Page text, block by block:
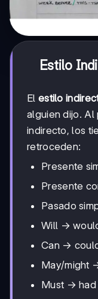
Estilo
El estilo
alguien dijo. Al
indirecto, los
retroceden:
Presente
Presente
Pasado
Will →
Can →
May/might
Must → had